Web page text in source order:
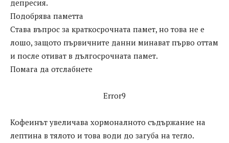
депресия.
Подобрява паметта
Става въпрос за краткосрочната памет, но това не е
лошо, защото първичните данни минават първо оттам
и после отиват в дългосрочната памет.
Помага да отслабнете
Error9
Кофеинът увеличава хормоналното съдържание на
лептина в тялото и това води до загуба на тегло.